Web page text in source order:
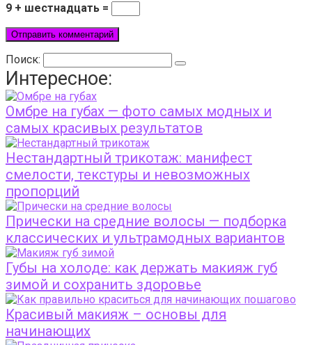
9 + шестнадцать =
Поиск:
Интересное:
Омбре на губах — фото самых модных и
самых красивых результатов
Нестандартный трикотаж: манифест
смелости, текстуры и невозможных
пропорций
Прически на средние волосы — подборка
классических и ультрамодных вариантов
Губы на холоде: как держать макияж губ
зимой и сохранить здоровье
Красивый макияж – основы для
начинающих